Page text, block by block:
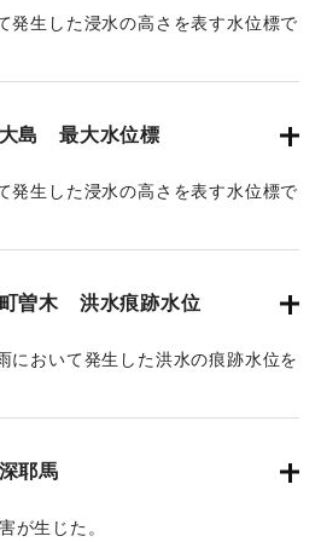
省においても、「橋を存置して
なリスクを伴うことから、新橋へ
えであった。
耶馬溪橋、羅漢寺橋とともに「耶
文化財的価値の高い構造物であるこ
いては、文化庁の文化審議会、中
が前提」として、治水や文化財等
治水対策検討委員会」を設置し、
3月にわたり、架替を含む複数の治
発生した浸水の高さを表す水位標で
位が示されている。
島 最大水位標
発生した浸水の高さを表す水位標で
に水位が示されている。
曽木 洪水痕跡水位
において発生した洪水の痕跡水位を
してある。
耶馬
が生じた。